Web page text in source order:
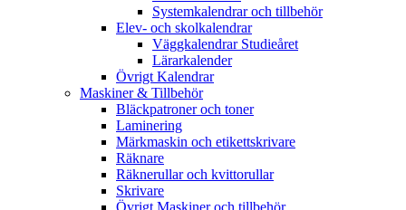
Systemkalendrar och tillbehör
Elev- och skolkalendrar
Väggkalendrar Studieåret
Lärarkalender
Övrigt Kalendrar
Maskiner & Tillbehör
Bläckpatroner och toner
Laminering
Märkmaskin och etikettskrivare
Räknare
Räknerullar och kvittorullar
Skrivare
Övrigt Maskiner och tillbehör